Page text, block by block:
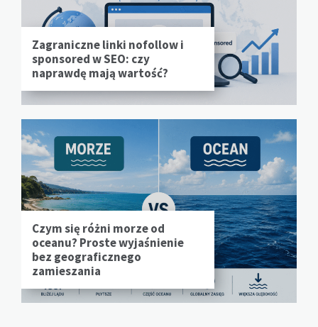
Zagraniczne linki nofollow i
sponsored w SEO: czy
naprawdę mają wartość?
Czym się różni morze od
oceanu? Proste wyjaśnienie
bez geograficznego
zamieszania